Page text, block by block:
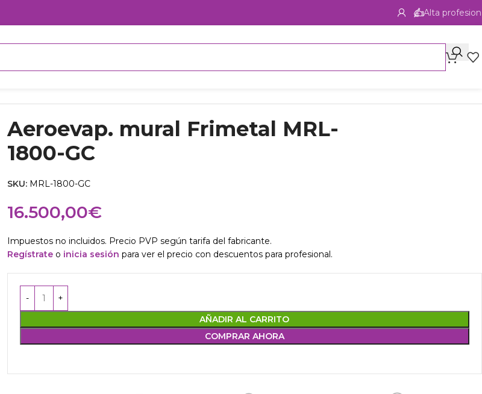
Alta
Aeroevap. mural Frimetal MRL-
1800-GC
SKU: MRL-1800-GC
16.500,00€
Impuestos no incluidos. Precio PVP según tarifa del fabricante.
Regístrateo inicia sesión para ver el precio con descuentos para profesional.
AÑADIR AL CARRITO
COMPRAR AHORA